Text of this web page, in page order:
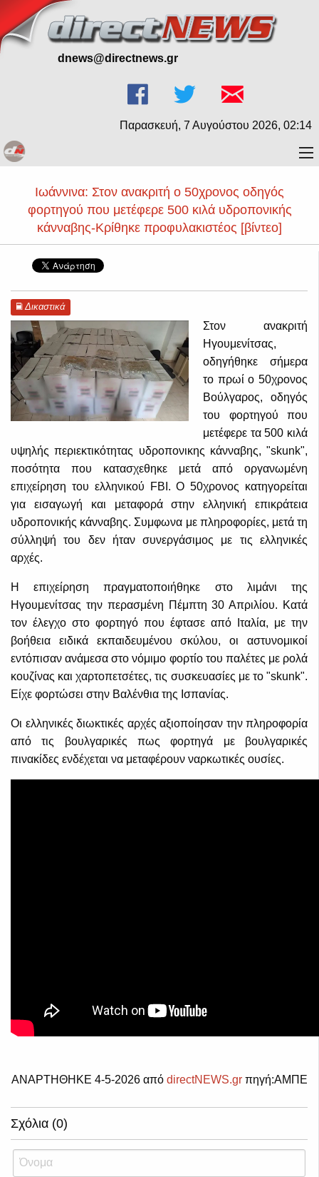
dnews@directnews.gr
Παρασκευή, 7 Αυγούστου 2026, 02:14
Ιωάννινα: Στον ανακριτή ο 50χρονος οδηγός
φορτηγού που μετέφερε 500 κιλά υδροπονικής
κάνναβης-Κρίθηκε προφυλακιστέος [βίντεο]
Δικαστικά
Στον ανακριτή
Ηγουμενίτσας,
οδηγήθηκε σήμερα
το πρωί ο 50χρονος
Βούλγαρος, οδηγός
του φορτηγού που
μετέφερε τα 500 κιλά
υψηλής περιεκτικότητας υδροπονικης κάνναβης, "skunk",
ποσότητα που κατασχεθηκε μετά από οργανωμένη
επιχείρηση του ελληνικού FBI. Ο 50χρονος κατηγορείται
για εισαγωγή και μεταφορά στην ελληνική επικράτεια
υδροπονικής κάνναβης. Συμφωνα με πληροφορίες, μετά τη
σύλληψή του δεν ήταν συνεργάσιμος με τις ελληνικές
αρχές.
Η επιχείρηση πραγματοποιήθηκε στο λιμάνι της
Ηγουμενίτσας την περασμένη Πέμπτη 30 Απριλίου. Κατά
τον έλεγχο στο φορτηγό που έφτασε από Ιταλία, με την
βοήθεια ειδικά εκπαιδευμένου σκύλου, οι αστυνομικοί
εντόπισαν ανάμεσα στο νόμιμο φορτίο του παλέτες με ρολά
κουζίνας και χαρτοπετσέτες, τις συσκευασίες με το "skunk".
Είχε φορτώσει στην Βαλένθια της Ισπανίας.
Οι ελληνικές διωκτικές αρχές αξιοποίησαν την πληροφορία
από τις βουλγαρικές πως φορτηγά με βουλγαρικές
πινακίδες ενδέχεται να μεταφέρουν ναρκωτικές ουσίες.
ΑΝΑΡΤΗΘΗΚΕ 4-5-2026 από directNEWS.gr πηγή:ΑΜΠΕ
Σχόλια (0)